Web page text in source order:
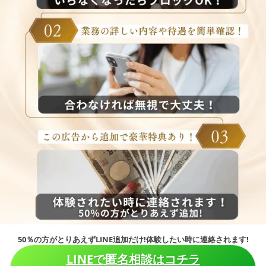
50％の方がとりあえずLINE追加だけ!体験したい時に連絡されます!
LINEで匿名相談はコチラ